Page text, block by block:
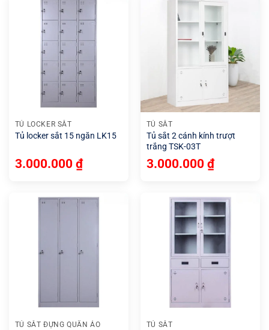
TỦ LOCKER SẮT
Tủ locker sắt 15 ngăn LK15
3.000.000 ₫
TỦ SẮT
Tủ sắt 2 cánh kính trượt
trắng TSK-03T
3.000.000 ₫
TỦ SẮT ĐỰNG QUẦN ÁO TỦ SẮT